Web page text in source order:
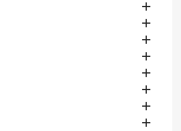







